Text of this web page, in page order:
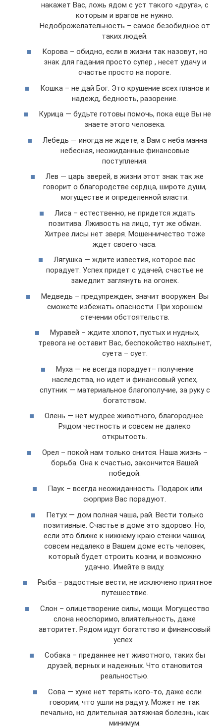
накажет Вас, ложь ядом с уст такого «друга», с
которым и врагов не нужно.
Недоброжелательность – самое безобидное от
таких людей.
Корова – обидно, если в жизни так назовут, но
знак для гадания просто супер , несет удачу и
счастье просто на пороге.
Кошка – не дай Бог. Это крушение всех планов и
надежд, бедность, разорение.
Курица — будьте готовы помочь, пока еще Вы не
знаете этого человека.
Лебедь — иногда не ждете, а Вам с неба манна
небесная, неожиданные финансовые
поступления.
Лев — царь зверей, в жизни этот знак так же
говорит о благородстве сердца, широте души,
могуществе и определенной власти.
Лиса – естественно, не придется ждать
позитива. Лживость на лицо, тут же обман.
Хитрее лисы нет зверя. Мошенничество тоже
ждет своего часа.
Лягушка — ждите известия, которое вас
порадует. Успех придет с удачей, счастье не
замедлит заглянуть на огонек.
Медведь – предупрежден, значит вооружен. Вы
сможете избежать опасности. При хорошем
стечении обстоятельств.
Муравей – ждите хлопот, пустых и нудных,
тревога не оставит Вас, беспокойство нахлынет,
суета – сует.
Муха — не всегда порадует– получение
наследства, но идет и финансовый успех,
спутник — материальное благополучие, за руку с
богатством.
Олень — нет мудрее животного, благороднее.
Рядом честность и совсем не далеко
открытость.
Орел – покой нам только снится. Наша жизнь –
борьба. Она к счастью, закончится Вашей
победой.
Паук – всегда неожиданность. Подарок или
сюрприз Вас порадуют.
Петух — дом полная чаша, рай. Вести только
позитивные. Счастье в доме это здорово. Но,
если это ближе к нижнему краю стенки чашки,
совсем недалеко в Вашем доме есть человек,
который будет строить козни, и возможно
удачно. Имейте в виду.
Рыба – радостные вести, не исключено приятное
путешествие.
Слон – олицетворение силы, мощи. Могущество
слона неоспоримо, влиятельность, даже
авторитет. Рядом идут богатство и финансовый
успех .
Собака – преданнее нет животного, таких бы
друзей, верных и надежных. Что становится
реальностью.
Сова — хуже нет терять кого-то, даже если
говорим, что ушли на радугу. Может не так
печально, но длительная затяжная болезнь, как
минимум.